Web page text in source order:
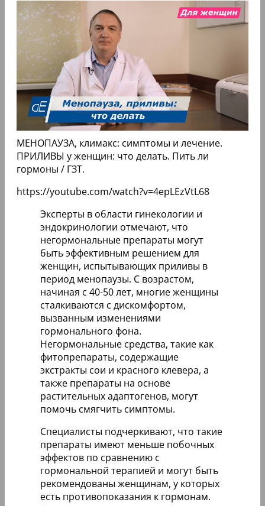
МЕНОПАУЗА, климакс: симптомы и лечение.
ПРИЛИВЫ у женщин: что делать. Пить ли
гормоны / ГЗТ.
https://youtube.com/watch?v=4epLEzVtL68
Эксперты в области гинекологии и
эндокринологии отмечают, что
негормональные препараты могут
быть эффективным решением для
женщин, испытывающих приливы в
период менопаузы. С возрастом,
начиная с 40-50 лет, многие женщины
сталкиваются с дискомфортом,
вызванным изменениями
гормонального фона.
Негормональные средства, такие как
фитопрепараты, содержащие
экстракты сои и красного клевера, а
также препараты на основе
растительных адаптогенов, могут
помочь смягчить симптомы.
Специалисты подчеркивают, что такие
препараты имеют меньше побочных
эффектов по сравнению с
гормональной терапией и могут быть
рекомендованы женщинам, у которых
есть противопоказания к гормонам.